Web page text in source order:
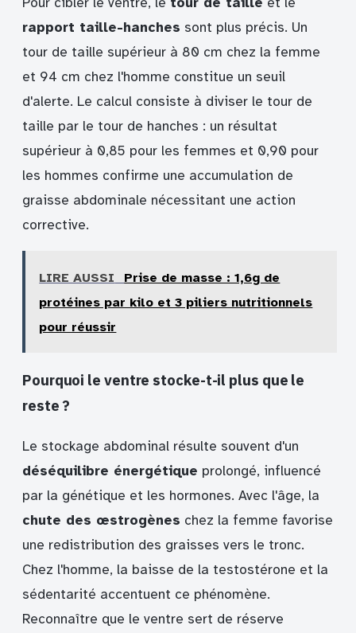
rapport taille-hanches sont plus précis. Un
tour de taille supérieur à 80 cm chez la femme
et 94 cm chez l'homme constitue un seuil
d'alerte. Le calcul consiste à diviser le tour de
taille par le tour de hanches : un résultat
supérieur à 0,85 pour les femmes et 0,90 pour
les hommes confirme une accumulation de
graisse abdominale nécessitant une action
corrective.
LIRE AUSSI
Prise de masse : 1,6g de
protéines par kilo et 3 piliers nutritionnels
pour réussir
Pourquoi le ventre stocke-t-il plus que le
reste ?
Le stockage abdominal résulte souvent d'un
déséquilibre énergétique prolongé, influencé
par la génétique et les hormones. Avec l'âge, la
chute des œstrogènes chez la femme favorise
une redistribution des graisses vers le tronc.
Chez l'homme, la baisse de la testostérone et la
sédentarité accentuent ce phénomène.
Reconnaître que le ventre sert de réserve